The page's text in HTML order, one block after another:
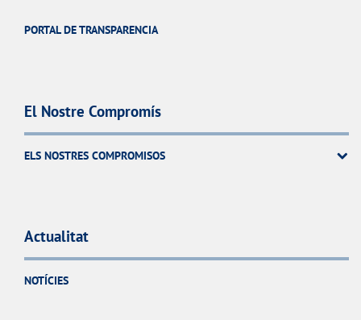
PORTAL DE TRANSPARENCIA
El Nostre Compromís
ELS NOSTRES COMPROMISOS
Actualitat
NOTÍCIES